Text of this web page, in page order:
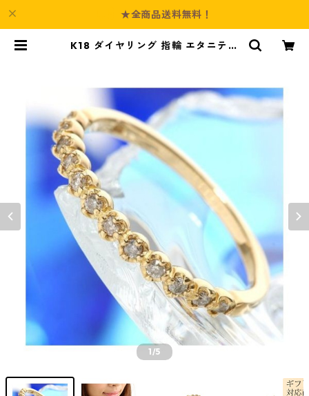
★全商品送料無料！
K18 ダイヤリング 指輪 エタニティ
1/5